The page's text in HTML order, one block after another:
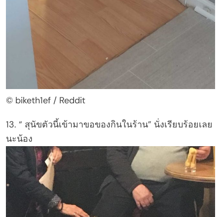
© biketh1ef / Reddit
13. “ สุนัขตัวนี้เข้ามาขอของกินในร้าน” นั่งเรียบร้อยเลย
นะน้อง